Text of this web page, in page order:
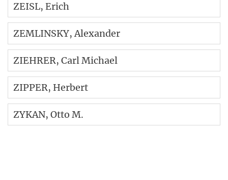
ZEISL, Erich
ZEMLINSKY, Alexander
ZIEHRER, Carl Michael
ZIPPER, Herbert
ZYKAN, Otto M.